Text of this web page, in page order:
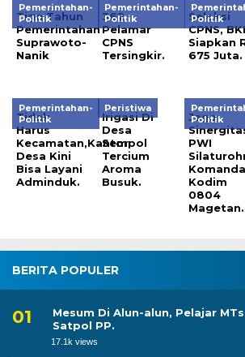
Pemerintahan-
Politik
Tiga Tahun
Pemerintahan
Suprawoto-
Nanik
Pemerintahan-
Politik
362
Pelamar
CPNS
Tersingkir.
Politik
Seleksi
CPNS,
Siapkan
675 Juta.
Pemerintahan-
Politik
Tidak
Harus
Kecamatan,Kantor
Desa Kini
Bisa Layani
Adminduk.
Peristiwa
Irigasi Di
Desa
Sempol
Tercium
Aroma
Busuk.
Politik
Jaga
PWI
Kodim
0804
Magetan.
BERITA POPULER
Mesum Di Alun-alun, Pelajar
Satpol PP.
17.1k views